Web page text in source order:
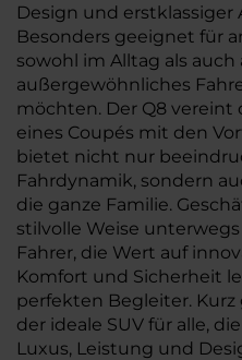
Design und
Besonders geeignet für
sowohl im Alltag als
außergewöhnliches
möchten. Der Q8 vereint
eines Coupés mit den
bietet nicht nur
Fahrdynamik, sondern
die ganze Familie.
stilvolle Weise
Fahrer, die Wert auf
Komfort und Sicherheit
perfekten Begleiter. Kurz
der ideale SUV für alle,
Luxus, Leistung und